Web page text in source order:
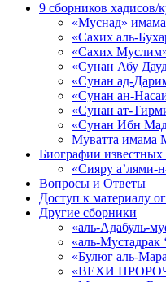
9 сборников хадисов/
«Муснад»
«Сахих аль-
«Сахих
«Сунан Абу
«Сунан ад-
«Сунан ан-
«Сунан ат-
«Сунан Ибн
Муватта имама
Биографии
«Сияру а’лями-
Вопросы и Ответы
Доступ к материалу
Другие сборники
«аль-Адабуль-
«аль-Мустадрак
«Булюг аль-
«ВЕХИ